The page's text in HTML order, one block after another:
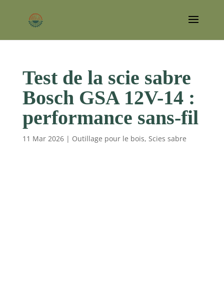
Test de la scie sabre
Bosch GSA 12V-14 :
performance sans-fil
11 Mar 2026| Outillage pour le bois, Scies sabre